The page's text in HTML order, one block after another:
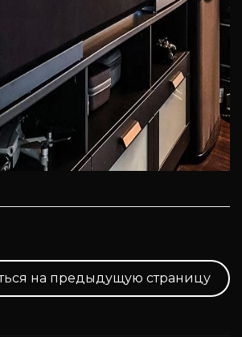
на предыдущую страницу